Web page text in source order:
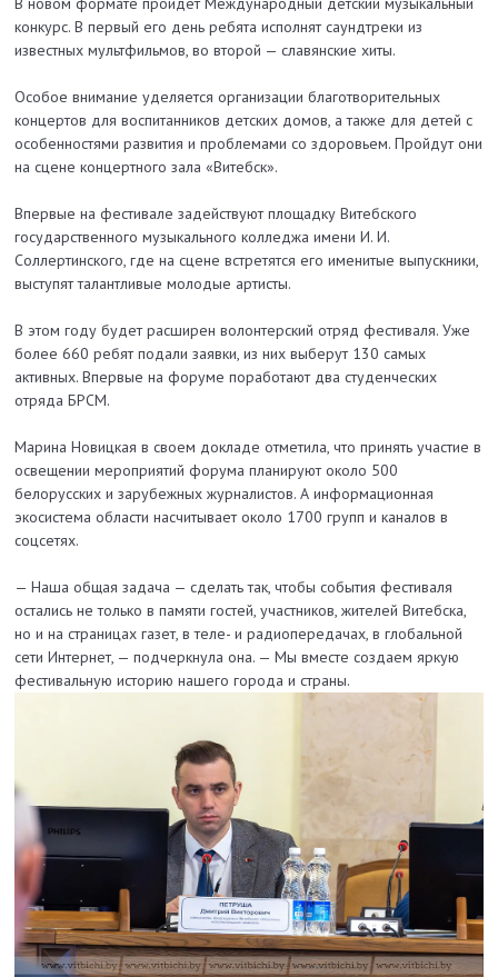
конкурс. В первый его день ребята исполнят саундтреки из
известных мультфильмов, во второй — славянские хиты.
Особое внимание уделяется организации благотворительных
концертов для воспитанников детских домов, а также для детей с
особенностями развития и проблемами со здоровьем. Пройдут они
на сцене концертного зала «Витебск».
Впервые на фестивале задействуют площадку Витебского
государственного музыкального колледжа имени И. И.
Соллертинского, где на сцене встретятся его именитые выпускники,
выступят талантливые молодые артисты.
В этом году будет расширен волонтерский отряд фестиваля. Уже
более 660 ребят подали заявки, из них выберут 130 самых
активных. Впервые на форуме поработают два студенческих
отряда БРСМ.
Марина Новицкая в своем докладе отметила, что принять участие в
освещении мероприятий форума планируют около 500
белорусских и зарубежных журналистов. А информационная
экосистема области насчитывает около 1700 групп и каналов в
соцсетях.
— Наша общая задача — сделать так, чтобы события фестиваля
остались не только в памяти гостей, участников, жителей Витебска,
но и на страницах газет, в теле- и радиопередачах, в глобальной
сети Интернет, — подчеркнула она. — Мы вместе создаем яркую
фестивальную историю нашего города и страны.